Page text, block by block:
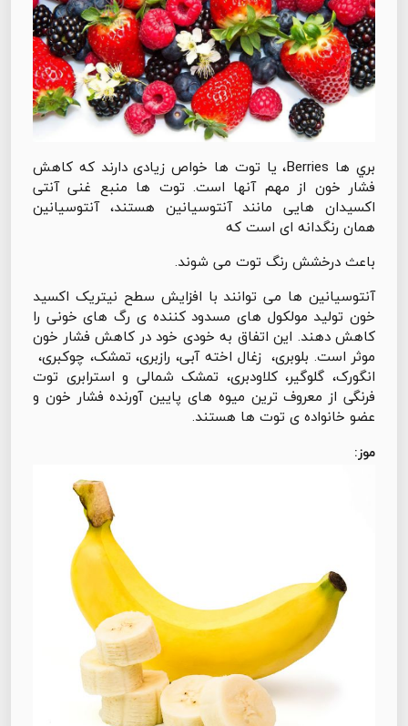
بري ها Berries، یا توت ها خواص زیادی دارند که کاهش
فشار خون از مهم آنها است. توت ها منبع غنی آنتی
اکسیدان هایی مانند آنتوسیانین هستند، آنتوسیانین
همان رنگدانه ای است که
باعث درخشش رنگ توت می شوند.
آنتوسیانین ها می توانند با افزایش سطح نیتریک اکسید
خون تولید مولکول های مسدود کننده ی رگ های خونی را
کاهش دهند. این اتفاق به خودی خود در کاهش فشار خون
موثر است. بلوبری، زغال اخته آبی، رازبری، تمشک، چوکبری،
انگورک، گلوگیر، کلاودبری، تمشک شمالی و استرابری توت
فرنگی از معروف ترین میوه های پایین آورنده فشار خون و
عضو خانواده ی توت ها هستند.
موز: